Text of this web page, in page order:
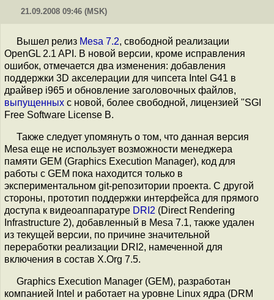
21.09.2008 09:46 (MSK)
Вышел релиз Mesa 7.2, свободной реализации
OpenGL 2.1 API. В новой версии, кроме исправления
ошибок, отмечается два изменения: добавления
поддержки 3D акселерации для чипсета Intel G41 в
драйвер i965 и обновление заголовочных файлов,
выпущенных с новой, более свободной, лицензией "SGI
Free Software License B.
Также следует упомянуть о том, что данная версия
Mesa еще не использует возможности менеджера
памяти GEM (Graphics Execution Manager), код для
работы с GEM пока находится только в
экспериментальном git-репозитории проекта. С другой
стороны, прототип поддержки интерфейса для прямого
доступа к видеоаппаратуре DRI2 (Direct Rendering
Infrastructure 2), добавленный в Mesa 7.1, также удален
из текущей версии, по причине значительной
переработки реализации DRI2, намеченной для
включения в состав X.Org 7.5.
Graphics Execution Manager (GEM), разработан
компанией Intel и работает на уровне Linux ядра (DRM